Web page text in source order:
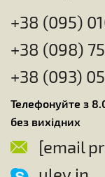
+38 (095)
+38 (098)
+38 (093)
Телефонуйте з
без вихідних
[email